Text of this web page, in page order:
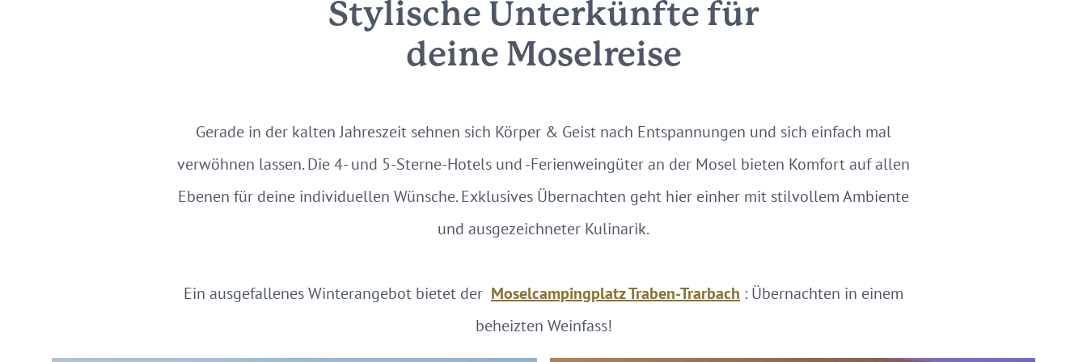
Stylische Unterkünfte für
deine Moselreise
Gerade in der kalten Jahreszeit sehnen sich Körper & Geist nach Entspannungen und sich einfach mal
verwöhnen lassen. Die 4- und 5-Sterne-Hotels und -Ferienweingüter an der Mosel bieten Komfort auf allen
Ebenen für deine individuellen Wünsche. Exklusives Übernachten geht hier einher mit stilvollem Ambiente
und ausgezeichneter Kulinarik.
Ein ausgefallenes Winterangebot bietet der Moselcampingplatz Traben-Trarbach : Übernachten in einem
beheizten Weinfass!